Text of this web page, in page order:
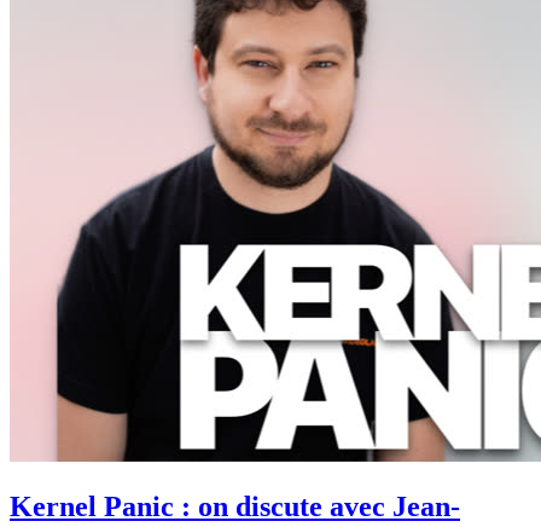
Kernel Panic : on discute avec Jean-